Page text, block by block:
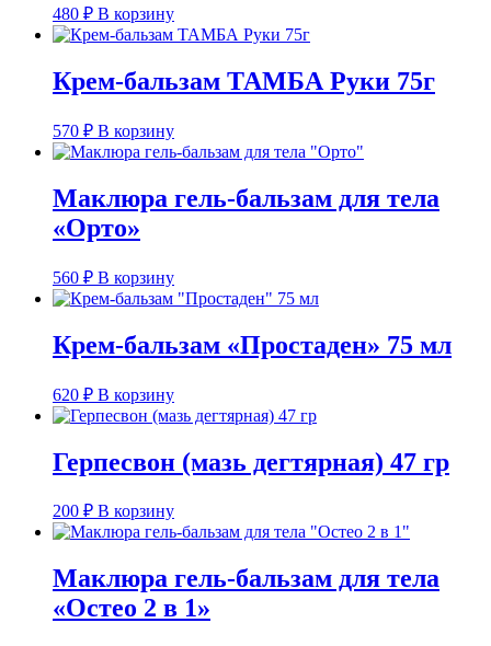
480 ₽ В корзину
Крем-бальзам ТАМБА Руки 75г
570 ₽ В корзину
Маклюра гель-бальзам для тела
«Орто»
560 ₽ В корзину
Крем-бальзам «Простаден» 75 мл
620 ₽ В корзину
Герпесвон (мазь дегтярная) 47 гр
200 ₽ В корзину
Маклюра гель-бальзам для тела
«Остео 2 в 1»